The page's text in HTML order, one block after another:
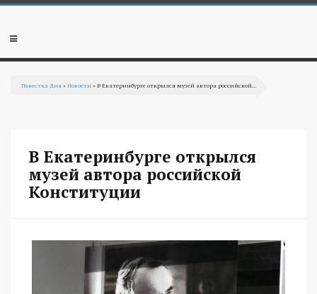
Перейти к основному содержанию
Мобильное
Повестка Дня »Новости » В Екатеринбурге открылся музей автора российской...
В Екатеринбурге открылся
музей автора российской
Конституции